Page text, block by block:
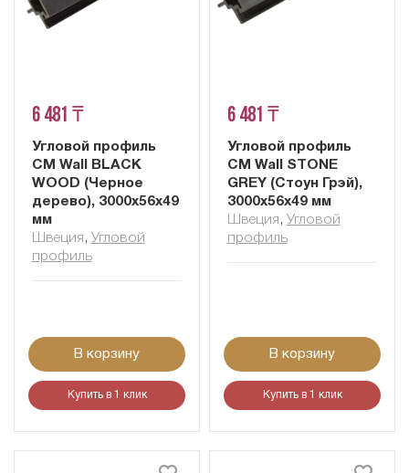
6 481 ₸
Угловой профиль
CM Wall BLACK
WOOD (Черное
дерево), 3000х56х49
мм
Швеция , Угловой
профиль
В корзину
Купить в 1 клик
6 481 ₸
Угловой профиль
CM Wall STONE
GREY (Стоун Грэй),
3000х56х49 мм
Швеция , Угловой
профиль
В корзину
Купить в 1 клик